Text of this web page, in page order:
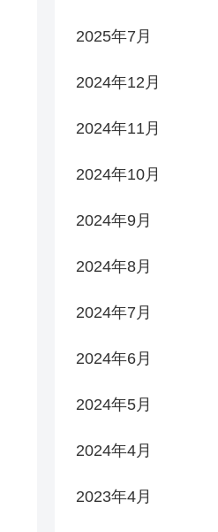
2025年7月
2024年12月
2024年11月
2024年10月
2024年9月
2024年8月
2024年7月
2024年6月
2024年5月
2024年4月
2023年4月